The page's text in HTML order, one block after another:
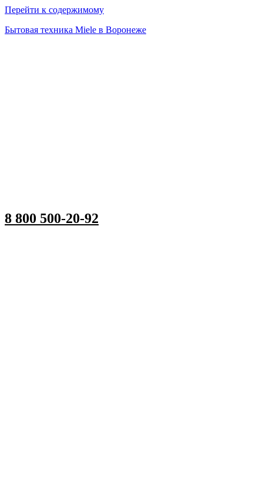
Перейти к содержимому
Бытовая техника Miele в Воронеже
8 800 500-20-92